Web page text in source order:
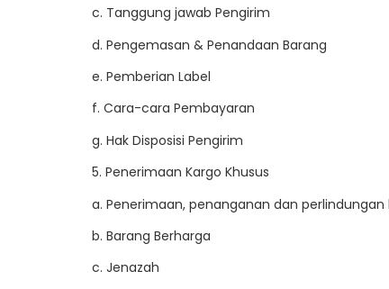
c. Tanggung jawab Pengirim
d. Pengemasan & Penandaan Barang
e. Pemberian Label
f. Cara-cara Pembayaran
g. Hak Disposisi Pengirim
5. Penerimaan Kargo Khusus
a. Penerimaan, penanganan dan
b. Barang Berharga
c. Jenazah